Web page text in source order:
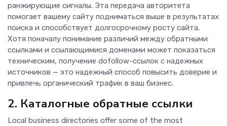
ранжирующие сигналы. Эта передача авторитета
помогает вашему сайту подниматься выше в результатах
поиска и способствует долгосрочному росту сайта.
Хотя поначалу понимание различий между обратными
ссылками и ссылающимися доменами может показаться
техническим, получение dofollow-ссылок с надежных
источников — это надежный способ повысить доверие и
привлечь органический трафик в ваш бизнес.
2. Каталогные обратные ссылки
Local business directories offer some of the most